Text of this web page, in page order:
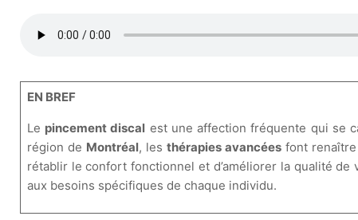
EN BREF
Le pincement discal est une affection fréquente qui se
région de Montréal, les thérapies avancéesfont renaître
rétablir le confort fonctionnel et d’améliorer la qualité
aux besoins spécifiques de chaque individu.